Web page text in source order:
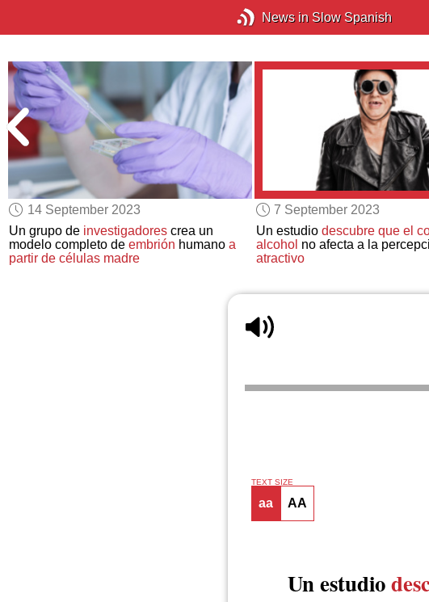
News in Slow Spanish
14 September 2023
Un grupo de investigadores crea un
modelo completo deembrión humanoa
partir de células madre
7 September 2023
Un estudio descubre que el
alcohol no afecta a la
atractivo
TEXT SIZE
aa AA
Un estudio